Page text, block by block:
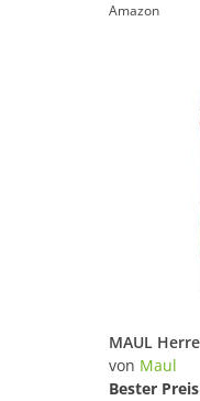
Amazon
von Maul
Bester Preis